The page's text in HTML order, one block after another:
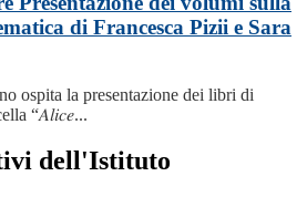
di Francesca Pizii e Sara
ospita la presentazione dei libri di
“𝐴𝑙𝑖𝑐𝑒...
dell'Istituto